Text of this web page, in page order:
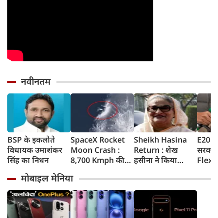
नवीनतम
BSP के इकलौते
विधायक उमाशंकर
सिंह का निधन
SpaceX Rocket
Moon Crash :
8,700 Kmph की
टकराया SpaceX
रॉकेट का हिस्सा,
वैज्ञानिकों ने
टेलीस्कोप से रखी
Sheikh Hasina
Return : शेख
हसीना ने किया
बांग्लादेश लौटूंगी,
बोलीं- गिरफ्तारी या
मौत का भी डर नहीं,
भारत ने कार्यक्रम से
E20
Flex-
मोबाइल मेनिया